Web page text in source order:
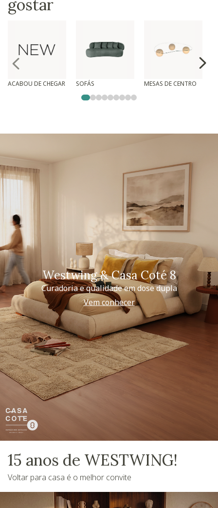
gostar
ACABOU DE CHEGAR SOFÁS MESAS DE CENTRO
Westwing & Casa Coté 8
Curadoria e qualidade em dose dupla
Vem conhecer
15 anos de WESTWING!
Voltar para casa é o melhor convite